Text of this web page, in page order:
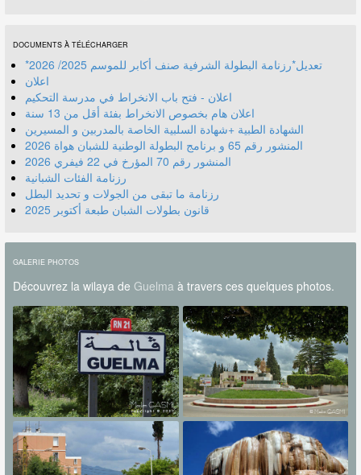
DOCUMENTS À TÉLÉCHARGER
*تعديل*رزنامة البطولة الشرفية صنف أكابر للموسم 2025/ 2026
اعلان
اعلان - فتح باب الانخراط في مدرسة التحكيم
اعلان هام بخصوص الانخراط بفئة أقل من 13 سنة
الشهادة الطبية +شهادة السلبية الخاصة بالمدربين و المسيرين
المنشور رقم 70 المؤرخ في 22 فيفري 2026
رزنامة الفئات الشبانية
رزنامة ما تبقى من الجولات و تحديد البطل
قانون بطولات الشبان طبعة أكتوبر 2025
GALERIE PHOTOS
Découvrez la wilaya de Guelmaà travers ces quelques photos.